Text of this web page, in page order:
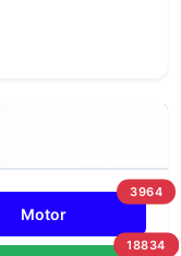
Motor
3964
18834